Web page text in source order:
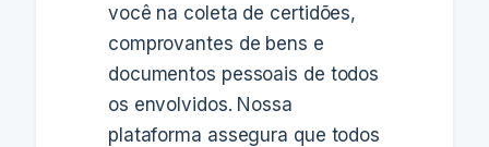
você na coleta de certidões,
comprovantes de bens e
documentos pessoais de todos
os envolvidos. Nossa
plataforma assegura que todos